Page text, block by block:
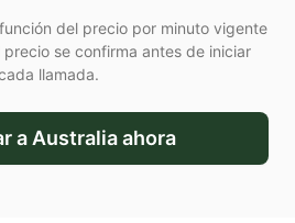
del precio por minuto vigente
precio se confirma antes de iniciar
llamada.
a Australiaahora